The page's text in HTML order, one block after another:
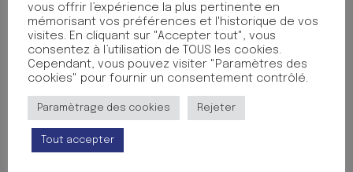
FSC PAW PATROL
5.45€
APPRENONS JE SAIS LIRE
vous offrir l’expérience la plus pertinente en
mémorisant vos préférences et l'historique de vos
visites. En cliquant sur "Accepter tout", vous
consentez à l’utilisation de TOUS les cookies.
Cependant, vous pouvez visiter "Paramètres des
cookies" pour fournir un consentement contrôlé.
Paramètrage des cookies Rejeter
Tout accepter